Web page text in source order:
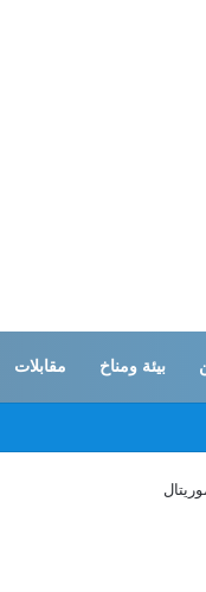
بيئة ومناخ مقابلات